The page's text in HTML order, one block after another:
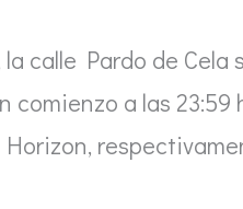
la calle Pardo de
a las 23:59